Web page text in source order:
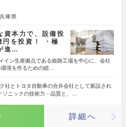
兵庫県
資本力で、設備投
円を投資！ ・極
進…
イン生産拠点である姫路工場を中心に、会社
境を作るための総…
社とトヨタ自動車の合弁会社として新設され
ニックの技術力・品質と、…
詳細へ